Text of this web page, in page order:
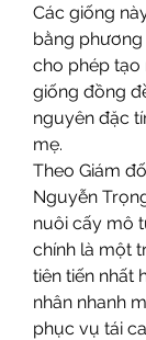
Các giống
bằng
cho phép
giống đồng
nguyên đặc
mẹ.
Theo Giám
Nguyễn
nuôi cấy mô
chính là một
tiên tiến nhất
nhân nhanh
phục vụ tái